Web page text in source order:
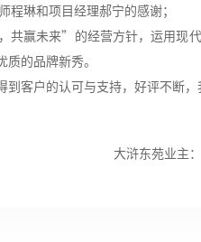
琳和项目经理郝宁的感谢；
赢未来”的经营方针，运用现
的品牌新秀。
客户的认可与支持，好评不断
大浒东苑业主